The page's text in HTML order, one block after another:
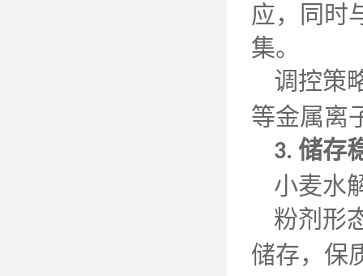
应，同时
集。
调控策
等金属离
3. 储存
小麦水
粉剂形
储存，保